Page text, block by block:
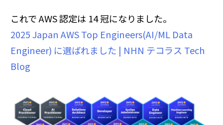
これで AWS 認定は 14 冠になりました。
2025 Japan AWS Top Engineers(AI/ML Data
Engineer) に選ばれました | NHN テコラス Tech
Blog